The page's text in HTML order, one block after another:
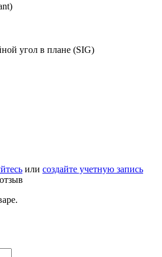
угол в плане (SIG)
или создайте учетную запись